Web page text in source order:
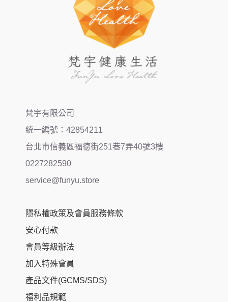
梵宇有限公司
統一編號：42854211
台北市信義區福德街251巷7弄40號3樓
0227282590
service@funyu.store
隱私權政策及會員服務條款
安心付款
會員等級辦法
加入特殊會員
產品文件(GCMS/SDS)
福利品規範